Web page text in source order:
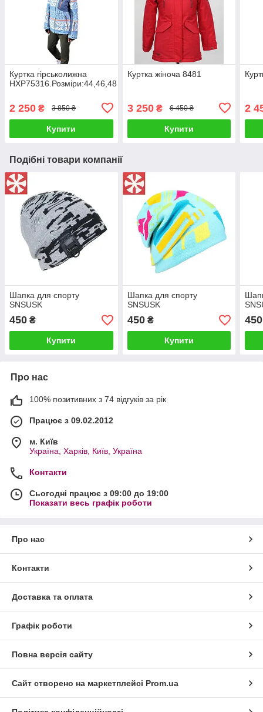
Куртка гірськолижна
HXP75316.Розміри:44,46,48
2 250 ₴ 3 850 ₴
Купити
Куртка жіноча 8481
3 250₴ 6 450 ₴
Купити
2
Подібні товари компанії
Шапка для спорту
SNSUSK
450 ₴
Купити
Шапка для спорту
SNSUSK
450₴
Купити
450
Про нас
100% позитивних з 74 відгуків за рік
Працює з 09.02.2012
м. Київ
Україна, Харків, Київ, Україна
Контакти
Сьогодні працює з 09:00 до 19:00
Показати весь графік роботи
Про нас
Контакти
Доставка та оплата
Графік роботи
Повна версія сайту
Сайт створено на маркетплейсі Prom.ua